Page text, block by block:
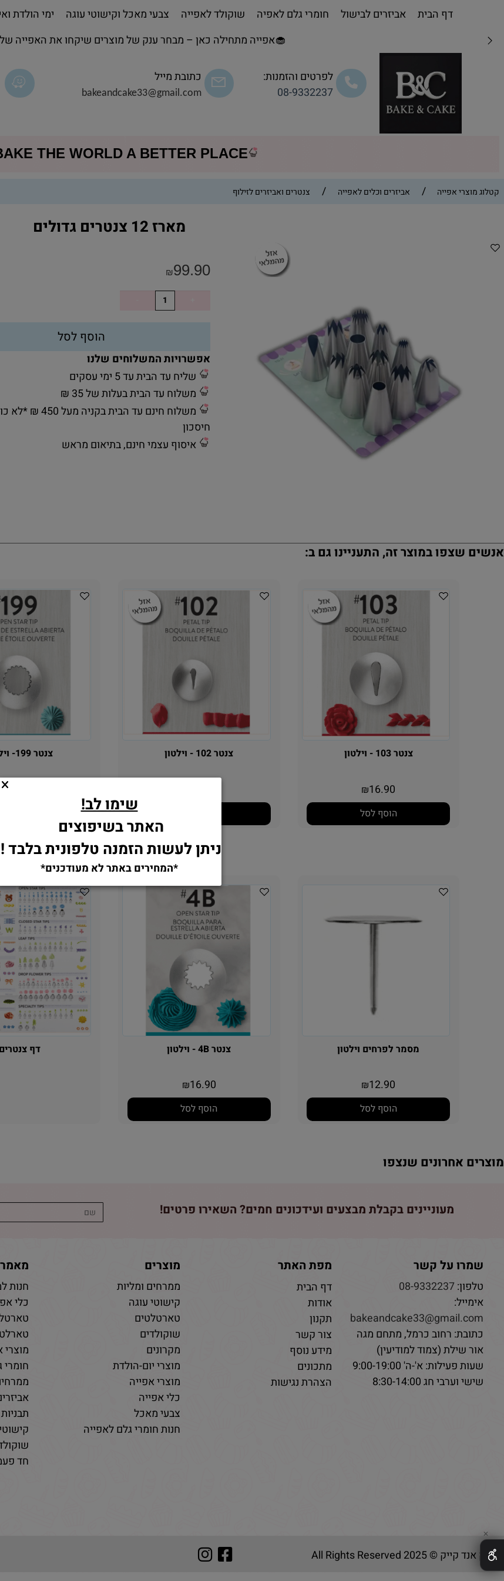
🧁אפייה מתחילה כאן – מבחר ענק של מוצרים שיקחו את האפייה
לפרטים והזמנות:
08-9332237
כתובת מייל
bakeandcake33@gmail.com
דף הבית אביזרים לבישול חומרי גלם לאפיה שוקולד לאפייה צבעי מאכל וקישוטי עוגה ימי הולדת
THE WORLD A BETTER PLACE
קטלוג מוצרי אפייה / אביזרים וכלים לאפייה / צנטרים ואביזרים לזילוף
מארז 12 צנטרים גדולים
₪99.90
הוסף לסל
אפשרויות המשלוחים שלנו
שליח עד הבית עד 5 ימי עסקים
משלוח עד הבית בעלות של 35 ₪
משלוח חינם עד הבית
חיסכון
איסוף עצמי חינם, בתיאום מראש
שצפו במוצר זה, התעניינו גם ב:
צנטר 103 - וילטון
₪16.90
הוסף לסל
צנטר 102 - וילטון צנטר 199- וילטון
מסמר לפרחים וילטון
₪12.90
הוסף לסל
צנטר 4B - וילטון
₪ 16.90
הוסף לסל
דף צנטרים
אחרונים שנצפו
מעוניינים בקבלת מבצעים ועידכונים חמים? השאירו פרטים!
שמרו על קשר
טלפון:08-9332237
אימייל:
bakeandcake33@gmail.com
כתובת: רחוב כרמל, מתחם מגה
אור שילת (צמוד למודיעין)
שעות פעילות: א'-ה' 9:00-19:00
שישי וערבי חג 8:30-14:00
מפת האתר
דף הבית
אודות
תקנון
צור קשר
מידע נוסף
מתכונים
הצהרת נגישות
מוצרים
ממרחים ומליות
קישוטי עוגה
טארטלטים
שוקולדים
מקרונים
מוצרי יום-הולדת
מוצרי אפייה
כלי אפייה
צבעי מאכל
חנות חומרי גלם לאפייה
חנות
כלי
מוצרי
חומרי
חד
בייק אנד קייק © 2025 All Rights Reserved
שימו לב!
האתר בשיפוצים
ניתן לעשות הזמנה טלפונית בלבד !
*המחירים באתר לא מעודכנים*
✕